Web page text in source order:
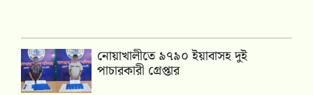
নোয়াখালীতে ৯৭৯০ ইয়াবাসহ দুই
পাচারকারী গ্রেপ্তার